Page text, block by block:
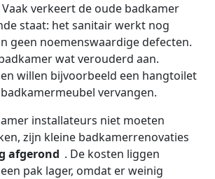
Vaak verkeert de oude badkamer
staat: het sanitair werkt nog
geen noemenswaardige defecten.
wat verouderd aan.
willen bijvoorbeeld een hangtoilet
vervangen.
installateurs niet moeten
zijn kleine badkamerrenovaties
afgerond . De kosten liggen
pak lager, omdat er weinig